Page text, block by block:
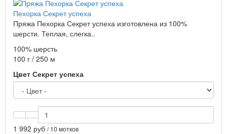
Пехорка Секрет успеха
Пряжа Пехорка Секрет успеха изготовлена из 100%
шерсти. Теплая, слегка..
100% шерсть
100 г / 250 м
Цвет Секрет успеха
1 992 руб / 10 мотков